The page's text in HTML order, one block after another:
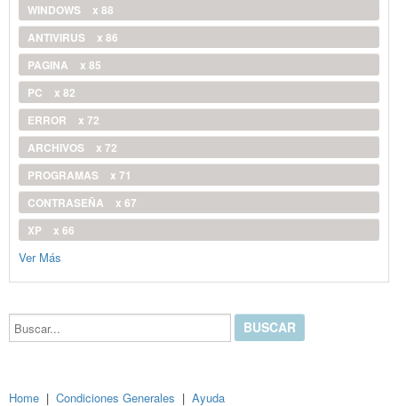
WINDOWS
x 88
ANTIVIRUS
x 86
PAGINA
x 85
PC
x 82
ERROR
x 72
ARCHIVOS
x 72
PROGRAMAS
x 71
CONTRASEÑA
x 67
XP
x 66
Ver Más
Buscar...
Home | Condiciones Generales | Ayuda